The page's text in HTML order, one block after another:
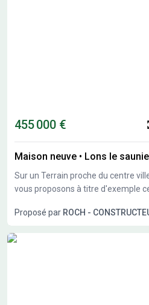
455 000 €
Maison neuve • Lons le
Sur un Terrain proche du centre
vous proposons à titre d'exemple
Proposé par ROCH -